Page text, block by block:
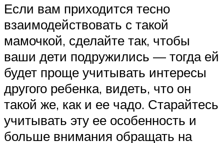
Если вам приходится тесно
взаимодействовать с такой
мамочкой, сделайте так, чтобы
ваши дети подружились — тогда ей
будет проще учитывать интересы
другого ребенка, видеть, что он
такой же, как и ее чадо. Старайтесь
учитывать эту ее особенность и
больше внимания обращать на